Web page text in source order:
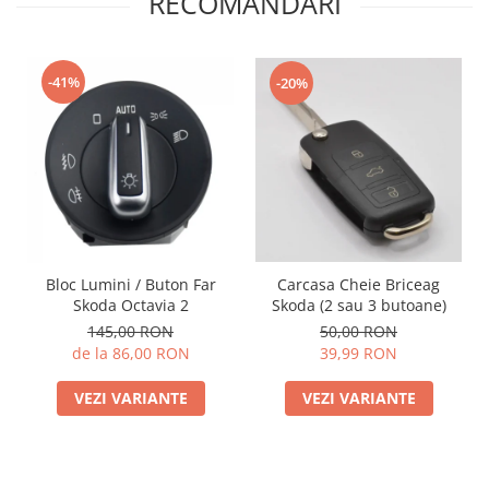
-41%
Bloc Lumini / Buton Far
Skoda Octavia 2
145,00 RON
de la 86,00 RON
VEZI VARIANTE
-20%
Carcasa Cheie Briceag
Skoda (2 sau 3 butoane)
50,00 RON
39,99 RON
VEZI VARIANTE